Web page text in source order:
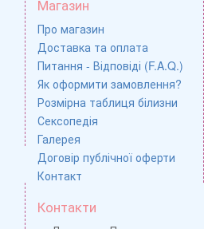
Магазин
Про магазин
Доставка та оплата
Питання - Відповіді (F.A.Q.)
Як оформити замовлення?
Розмірна таблиця білизни
Сексопедія
Галерея
Договір публічної оферти
Контакт
Контакти